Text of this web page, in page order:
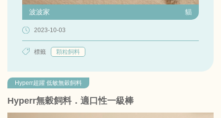
波波家 貓
2023-10-03
標籤 顆粒飼料
Hyperr超躍 低敏無穀飼料
Hyperr無穀飼料．適口性一級棒